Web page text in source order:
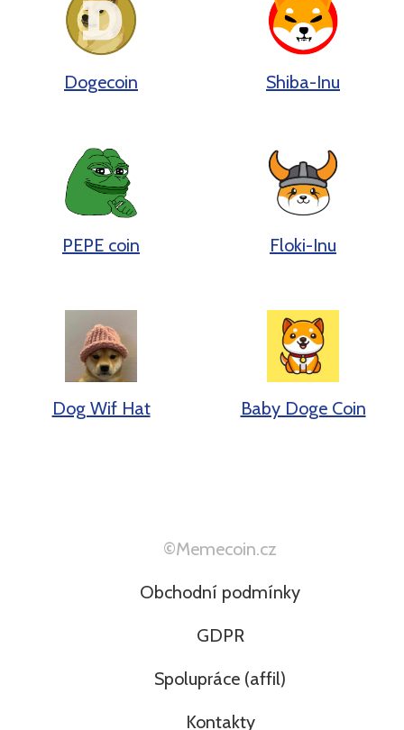
Dogecoin Shiba-Inu
PEPE coin Floki-Inu
Dog Wif Hat Baby Doge Coin
©Memecoin.cz
Obchodní podmínky
GDPR
Spolupráce (affil)
Kontakty